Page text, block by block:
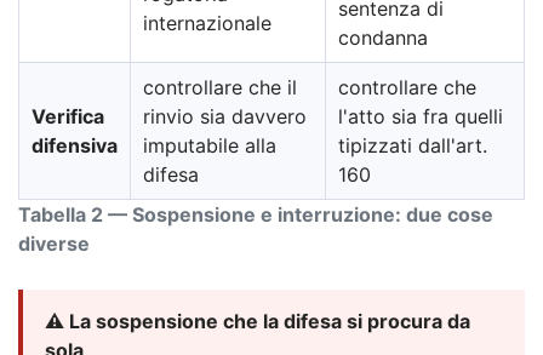
Tabella 2 — Sospensione e interruzione: due cose
diverse
internazionale
sentenza di
condanna
Verifica
difensiva
controllare che il
rinvio sia davvero
imputabile alla
difesa
controllare che
l'atto sia fra quelli
tipizzati dall'art.
160
⚠️ La sospensione che la difesa si procura da
sola